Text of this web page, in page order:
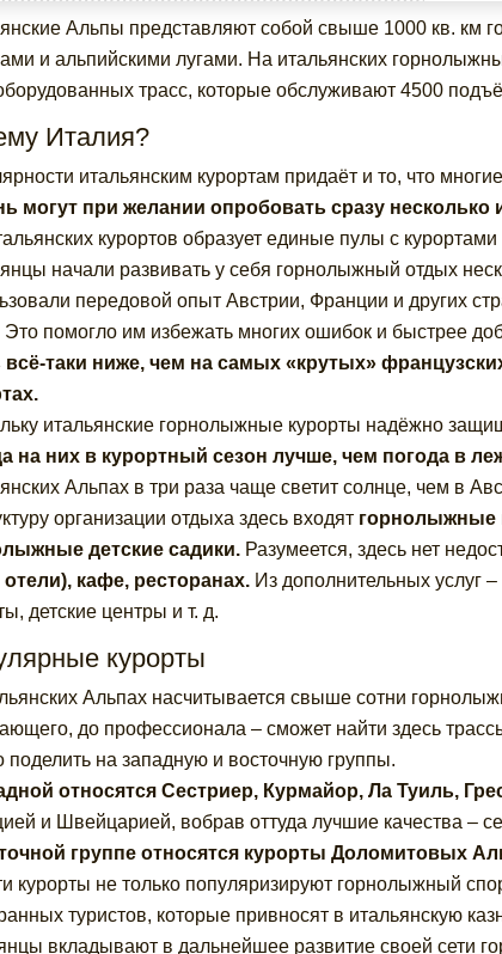
Альпы представляют собой свыше 1000 кв. км
и альпийскими лугами. На итальянских
трасс, которые обслуживают 4500
Италия?
итальянским курортам придаёт и то, что
могут при желании опробовать сразу несколько
курортов образует единые пулы с
начали развивать у себя горнолыжный отдых
передовой опыт Австрии, Франции и других
Это помогло им избежать многих ошибок и быстрее
всё-таки ниже, чем на самых «крутых»
итальянские горнолыжные курорты надёжно
на них в курортный сезон лучше, чем погода в
Альпах в три раза чаще светит солнце, чем в
организации отдыха здесь входят горнолыжные
детские садики. Разумеется, здесь нет
кафе, ресторанах.Из дополнительных услуг –
детские центры и т. д.
курорты
Альпах насчитывается свыше сотни
до профессионала – сможет найти здесь
на западную и восточную группы.
относятся Сестриер, Курмайор, Ла Туиль,
и Швейцарией, вобрав оттуда лучшие качества –
группе относятся курорты Доломитовых
курорты не только популяризируют горнолыжный
туристов, которые привносят в итальянскую
вкладывают в дальнейшее развитие своей сети